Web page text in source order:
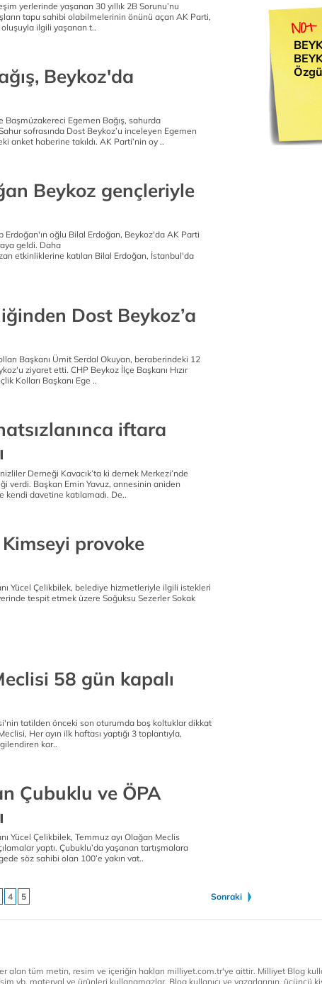
yerlerinde yaşanan 30 yıllık 2B Sorunu’nu
tapu sahibi olabilmelerinin önünü açan AK Parti,
ilgili yaşanan t..
Beykoz'da
Başmüzakereci Egemen Bağış, sahurda
sofrasında Dost Beykoz’u inceleyen Egemen
anket haberine takıldı. AK Parti’nin oy ..
Beykoz gençleriyle
Erdoğan'ın oğlu Bilal Erdoğan, Beykoz'da AK Parti
geldi. Daha
etkinliklerine katılan Bilal Erdoğan, İstanbul'da
Dost Beykoz’a
Başkanı Ümit Serdal Okuyan, beraberindeki 12
ziyaret etti. CHP Beykoz İlçe Başkanı Hızır
Kolları Başkanı Ege ..
iftara
Derneği Kavacık’ta ki dernek Merkezi’nde
verdi. Başkan Emin Yavuz, annesinin aniden
kendi davetine katılamadı. De..
provoke
Yücel Çelikbilek, belediye hizmetleriyle ilgili istekleri
tespit etmek üzere Soğuksu Sezerler Sokak
58 gün kapalı
tatilden önceki son oturumda boş koltuklar dikkat
Her ayın ilk haftası yaptığı 3 toplantıyla,
kar..
Çubuklu ve ÖPA
Yücel Çelikbilek, Temmuz ayı Olağan Meclis
yaptı. Çubuklu’da yaşanan tartışmalara
söz sahibi olan 100’e yakın vat..
Sonraki
4 5
alan tüm metin, resim ve içeriğin hakları milliyet.com.tr'ye aittir. Milliyet Blog
vb. materyal ve ürünleri kullanamazlar. Blog kullanıcı ve yazarlarının, üçüncü